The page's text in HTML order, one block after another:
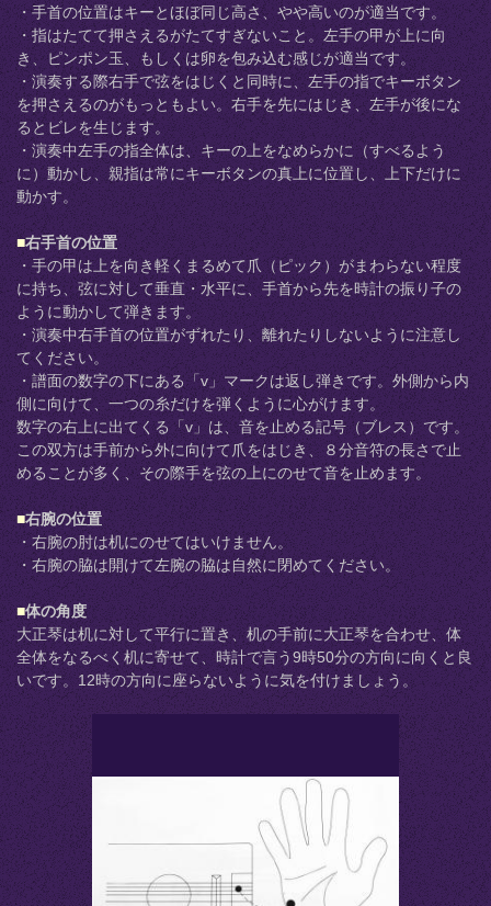
・手首の位置はキーとほぼ同じ高さ、やや高いのが適当です。
・指はたてて押さえるがたてすぎないこと。左手の甲が上に向
き、ピンポン玉、もしくは卵を包み込む感じが適当です。
・演奏する際右手で弦をはじくと同時に、左手の指でキーボタン
を押さえるのがもっともよい。右手を先にはじき、左手が後にな
るとビレを生じます。
・演奏中左手の指全体は、キーの上をなめらかに（すべるよう
に）動かし、親指は常にキーボタンの真上に位置し、上下だけに
動かす。
■右手首の位置
・手の甲は上を向き軽くまるめて爪（ピック）がまわらない程度
に持ち、弦に対して垂直・水平に、手首から先を時計の振り子の
ように動かして弾きます。
・演奏中右手首の位置がずれたり、離れたりしないように注意し
てください。
・譜面の数字の下にある「v」マークは返し弾きです。外側から内
側に向けて、一つの糸だけを弾くように心がけます。
数字の右上に出てくる「v」は、音を止める記号（ブレス）です。
この双方は手前から外に向けて爪をはじき、８分音符の長さで止
めることが多く、その際手を弦の上にのせて音を止めます。
■右腕の位置
・右腕の肘は机にのせてはいけません。
・右腕の脇は開けて左腕の脇は自然に閉めてください。
■体の角度
大正琴は机に対して平行に置き、机の手前に大正琴を合わせ、体
全体をなるべく机に寄せて、時計で言う9時50分の方向に向くと良
いです。12時の方向に座らないように気を付けましょう。